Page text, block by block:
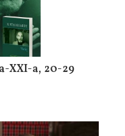
XXI-a, 20-29